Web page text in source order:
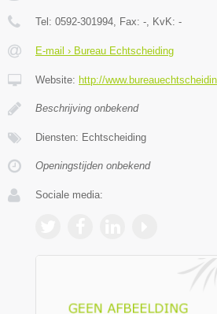
Tel: 0592-301994, Fax: -, KvK: -
E-mail › Bureau Echtscheiding
Website: http://
Beschrijving onbekend
Diensten: Echtscheiding
Openingstijden onbekend
Sociale media: